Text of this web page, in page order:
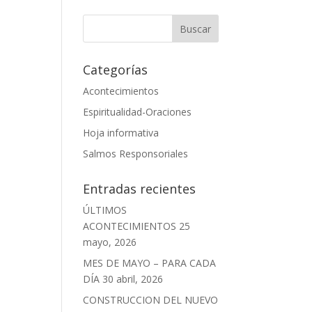
Categorías
Acontecimientos
Espiritualidad-Oraciones
Hoja informativa
Salmos Responsoriales
Entradas recientes
ÚLTIMOS
ACONTECIMIENTOS 25
mayo, 2026
MES DE MAYO – PARA CADA
DÍA 30 abril, 2026
CONSTRUCCION DEL NUEVO